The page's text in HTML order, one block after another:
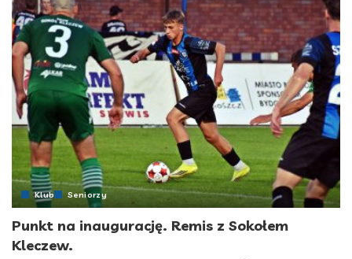
Klub Seniorzy
Punkt na inaugurację. Remis z Sokołem
Kleczew.